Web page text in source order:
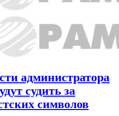
администратора
судить за
символов